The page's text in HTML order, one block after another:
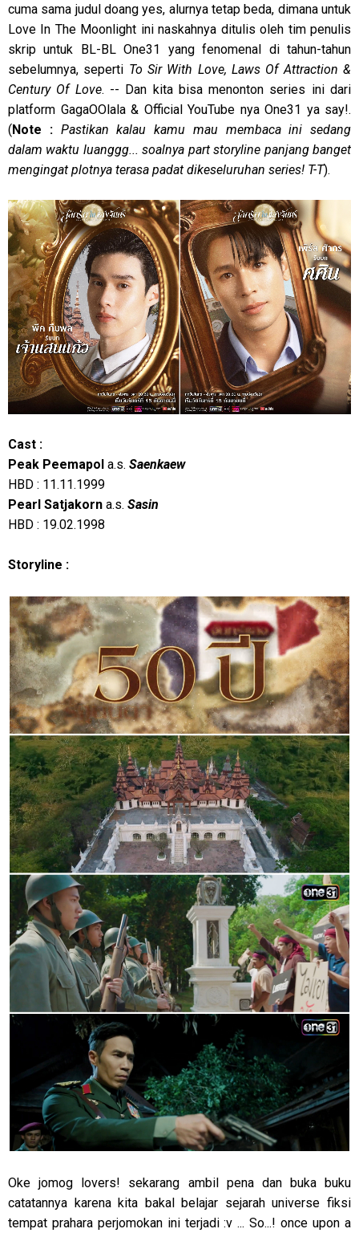
cuma sama judul doang yes, alurnya tetap beda, dimana untuk
Love In The Moonlight ini naskahnya ditulis oleh tim penulis
skrip untuk BL-BL One31 yang fenomenal di tahun-tahun
sebelumnya, seperti To Sir With Love, Laws Of Attraction &
Century Of Love. -- Dan kita bisa menonton series ini dari
platform GagaOOlala & Official YouTube nya One31 ya say!.
(Note : Pastikan kalau kamu mau membaca ini sedang
dalam waktu luanggg... soalnya part storyline panjang banget
mengingat plotnya terasa padat dikeseluruhan series! T-T).
Cast :
Peak Peemapol a.s. Saenkaew
HBD : 11.11.1999
Pearl Satjakorn a.s. Sasin
HBD : 19.02.1998
Storyline :
Oke jomog lovers! sekarang ambil pena dan buka buku
catatannya karena kita bakal belajar sejarah universe fiksi
tempat prahara perjomokan ini terjadi :v ... So...! once upon a